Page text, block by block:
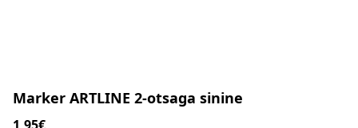
Marker ARTLINE 2-otsaga sinine